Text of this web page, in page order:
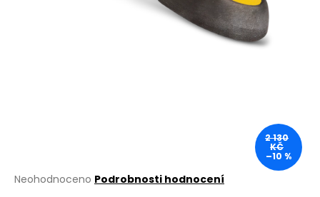
Průměrné
Neohodnoceno Podrobnosti hodnocení
2 130
KČ
–10 %